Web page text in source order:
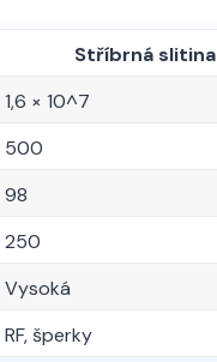
Stříbrná slitina
1,6 × 10^7
500
98
250
Vysoká
RF, šperky